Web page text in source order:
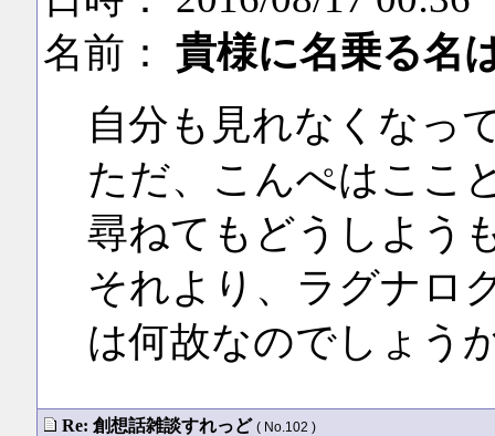
名前： 貴様に名乗る名
自分も見れなくなっ
ただ、こんぺはここ
尋ねてもどうしよう
それより、ラグナロ
は何故なのでしょ
Re: 創想話雑談すれっど ( No.102 )